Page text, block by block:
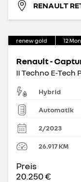
renew gold 12
Renault -
II Techno E-Tech
Hybrid
Automatik
2/2023
26.917KM
Preis
20.250 €